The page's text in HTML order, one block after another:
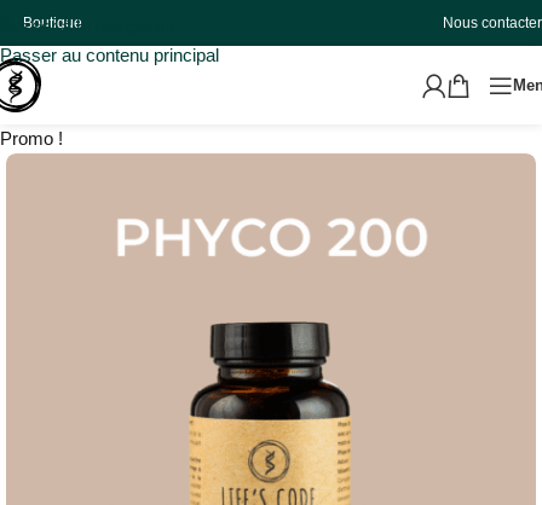
Passer à la navigation
Passer au contenu principal
Boutique Nous contacter
Promo !